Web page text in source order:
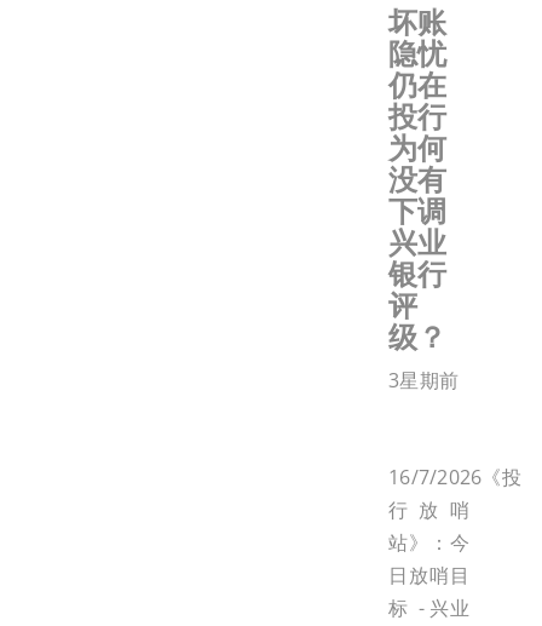
坏账
隐忧
仍在
投行
为何
没有
下调
兴业
银行
评
级？
3星期前
16/7/2026《投
行放哨
站》：今
日放哨目
标 - 兴业